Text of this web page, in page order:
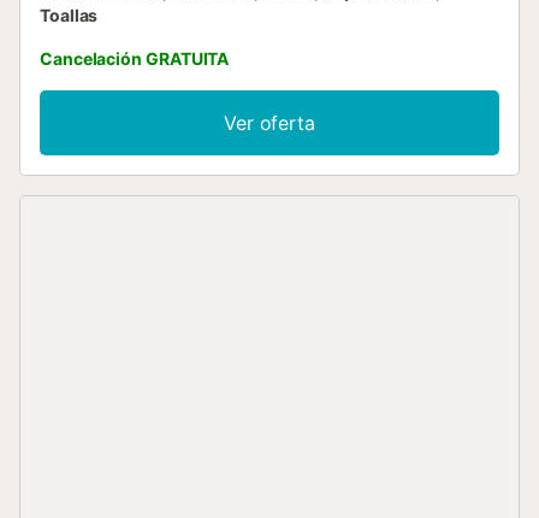
Toallas
Cancelación GRATUITA
Ver oferta